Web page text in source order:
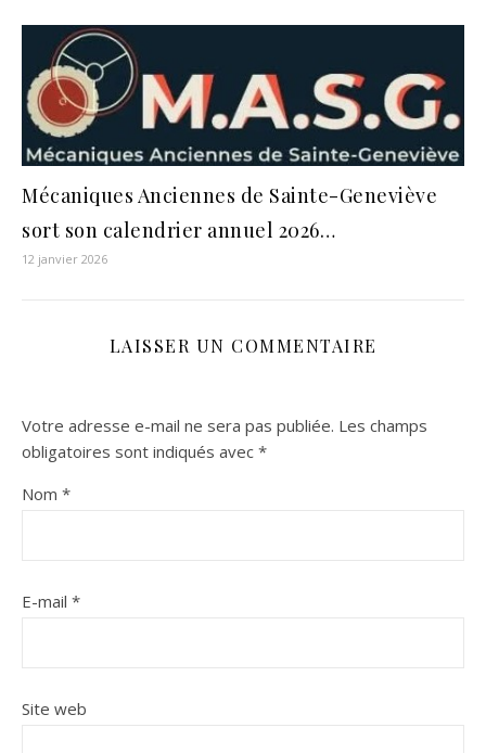
Mécaniques Anciennes de Sainte-Geneviève
sort son calendrier annuel 2026…
12 janvier 2026
LAISSER UN COMMENTAIRE
Votre adresse e-mail ne sera pas publiée. Les champs
obligatoires sont indiqués avec *
Nom *
E-mail *
Site web